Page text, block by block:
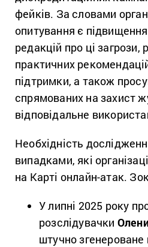
фейків. За словами
опитування є підвищення
редакцій про ці загрози,
практичних
підтримки, а також
спрямованих на захист
відповідальне
Необхідність
випадками, які
на Карті онлайн-атак.
У липні 2025 року
розслідувачки
штучно згенероване